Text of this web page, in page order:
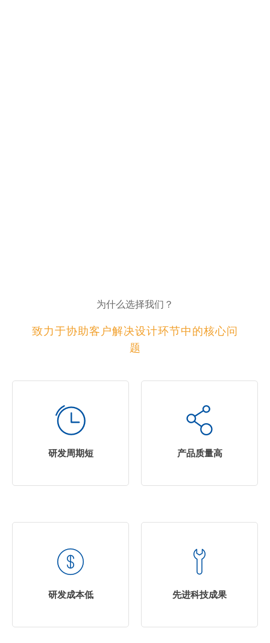
为什么选择我们？
致力于协助客户解决设计环节中的核心问
题
研发周期短 产品质量高
研发成本低 先进科技成果